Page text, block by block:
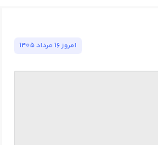
امروز ١٦ مرداد ١٤٠٥